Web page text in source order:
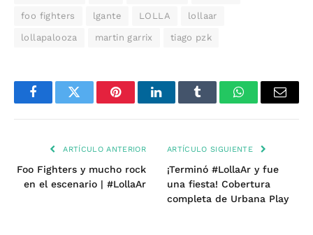
foo fighters lgante LOLLA lollaar
lollapalooza martin garrix tiago pzk
FacebookTwitter PinterestLinkedInTumblr WhatsAppEmail
ARTÍCULO ANTERIOR
Foo Fighters y mucho rock
en el escenario | #LollaAr
ARTÍCULO SIGUIENTE
¡Terminó #LollaAr y fue
una fiesta! Cobertura
completa de Urbana Play